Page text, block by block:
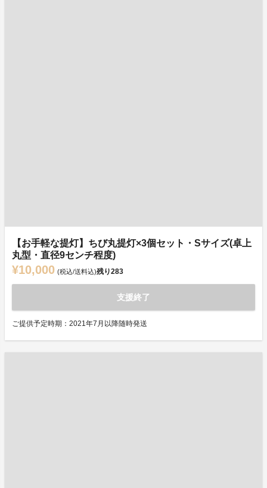
【お手軽な提灯】ちび丸提灯×3個セット・Sサイズ(卓上
丸型・直径9センチ程度)
¥10,000 (税込/送料込)残り283
支援終了
ご提供予定時期：2021年7月以降随時発送